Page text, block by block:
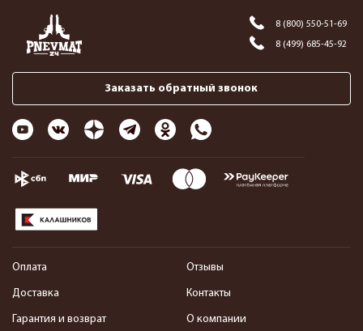
8 (800) 550-51-69
8 (499) 685-45-92
Заказать обратный звонок
Оплата
Доставка
Гарантия и возврат
Отзывы
Контакты
О компании